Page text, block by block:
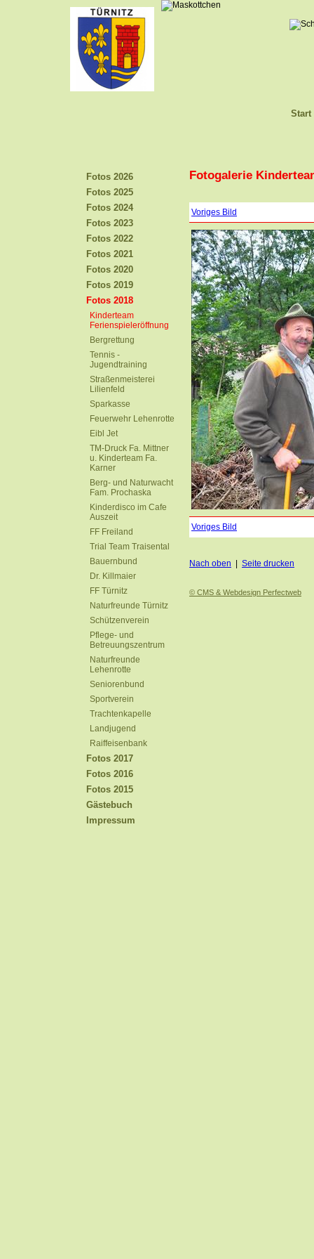
Start
Fotos 2026
Fotos 2025
Fotos 2024
Fotos 2023
Fotos 2022
Fotos 2021
Fotos 2020
Fotos 2019
Fotos 2018
Kinderteam
Ferienspieleröffnung
Bergrettung
Tennis -
Jugendtraining
Straßenmeisterei
Lilienfeld
Sparkasse
Feuerwehr Lehenrotte
Eibl Jet
TM-Druck Fa. Mittner
u. Kinderteam Fa.
Karner
Berg- und Naturwacht
Fam. Prochaska
Kinderdisco im Cafe
Auszeit
FF Freiland
Trial Team Traisental
Bauernbund
Dr. Killmaier
FF Türnitz
Naturfreunde Türnitz
Schützenverein
Pflege- und
Betreuungszentrum
Naturfreunde
Lehenrotte
Seniorenbund
Sportverein
Trachtenkapelle
Landjugend
Raiffeisenbank
Fotos 2017
Fotos 2016
Fotos 2015
Gästebuch
Impressum
Fotogalerie
Voriges Bild
Voriges Bild
Nach oben | Seite drucken
© CMS & Webdesign Perfectweb